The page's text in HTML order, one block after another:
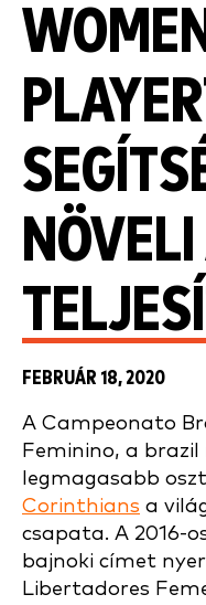
FEBRUÁR 18, 2020
A Campeonato
Feminino, a
legmagasabb
Corinthians a
csapata. A 2016-
bajnoki címet
Libertadores